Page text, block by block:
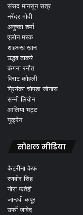
संसद मानसून सत्र
नरेंद्र मोदी
अनुष्का शर्मा
एलोन मस्क
शाहरुख खान
उद्धव ठाकरे
कंगना रनौत
विराट कोहली
प्रियंका चोपड़ा जोनास
सन्नी लियोन
आलिया भट्ट
यूक्रेन
सोशल मीडिया
कैटरीना कैफ
रणवीर सिंह
नोरा फतेही
जान्हवी कपूर
उर्फी जावेद